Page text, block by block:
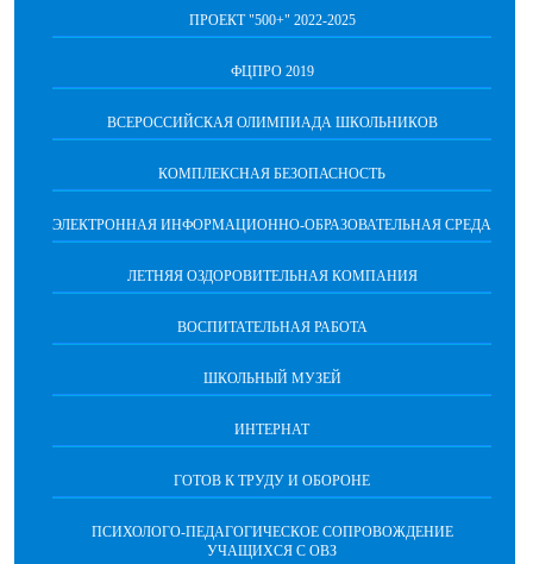
ПРОЕКТ "500+" 2022-2025
ФЦПРО 2019
ВСЕРОССИЙСКАЯ ОЛИМПИАДА ШКОЛЬНИКОВ
КОМПЛЕКСНАЯ БЕЗОПАСНОСТЬ
ЭЛЕКТРОННАЯ ИНФОРМАЦИОННО-ОБРАЗОВАТЕЛЬНАЯ СРЕДА
ЛЕТНЯЯ ОЗДОРОВИТЕЛЬНАЯ КОМПАНИЯ
ВОСПИТАТЕЛЬНАЯ РАБОТА
ШКОЛЬНЫЙ МУЗЕЙ
ИНТЕРНАТ
ГОТОВ К ТРУДУ И ОБОРОНЕ
ПСИХОЛОГО-ПЕДАГОГИЧЕСКОЕ СОПРОВОЖДЕНИЕ
УЧАЩИХСЯ С ОВЗ